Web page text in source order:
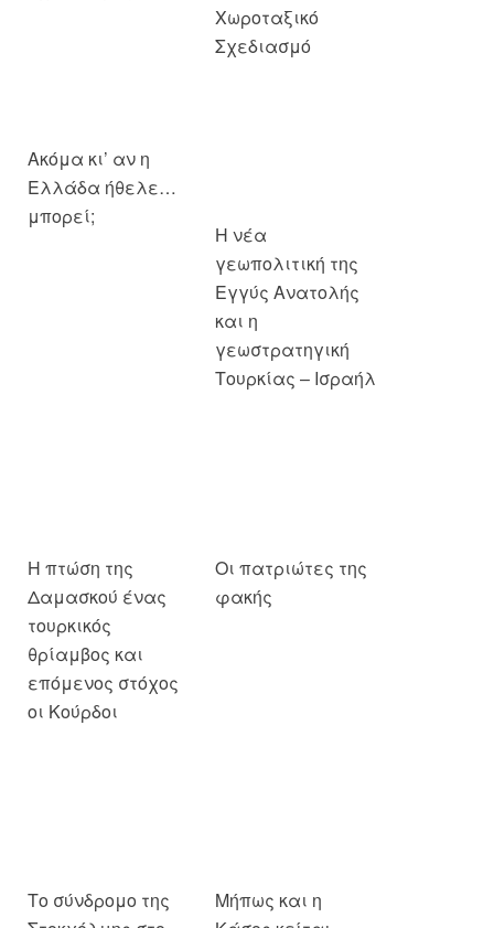
Χωροταξικό
Σχεδιασμό
Ακόμα κι’ αν η
Ελλάδα ήθελε…
μπορεί;
και η
γεωστρατηγική
Τουρκίας – Ισραήλ
οι Κούρδοι